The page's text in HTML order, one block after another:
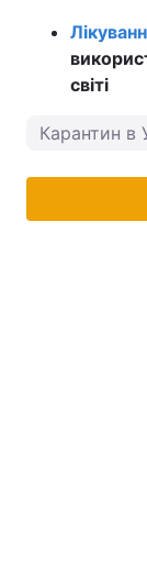
світі
Карантин в